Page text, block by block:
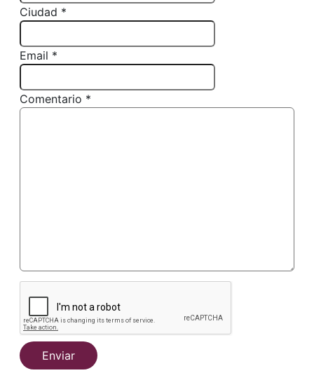
Ciudad *
Email *
Comentario *
Enviar